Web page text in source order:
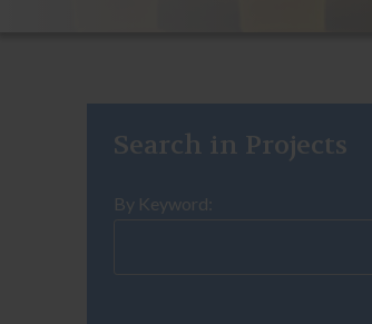
Search in Projects
By Keyword: